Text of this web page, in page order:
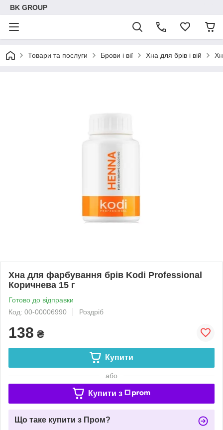
BK GROUP
Товари та послуги Брови і вії Хна для брів і вій
Хна для фарбування брів Kodi Professional
Коричнева 15 г
Готово до відправки
Код: 00-00006990
Роздріб
138 ₴
Купити
або
Купити з
Що таке купити з Пром?